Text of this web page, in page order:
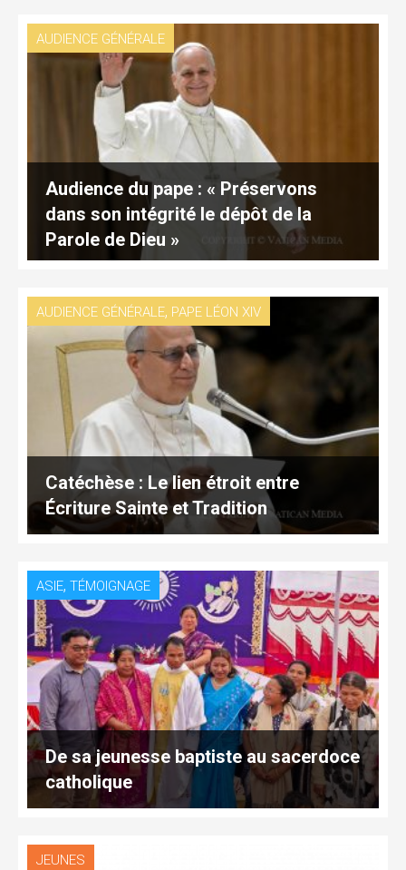
AUDIENCE GÉNÉRALE
Audience du pape : « Préservons
dans son intégrité le dépôt de la
Parole de Dieu »
AUDIENCE GÉNÉRALE, PAPE LÉON XIV
Catéchèse : Le lien étroit entre
Écriture Sainte et Tradition
ASIE, TÉMOIGNAGE
De sa jeunesse baptiste au sacerdoce
catholique
JEUNES